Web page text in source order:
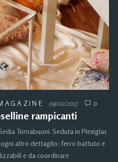
09/02/2017 0
rampicanti
Tornabuoni. Seduta in Plexiglas
altro dettaglio: ferro battuto e
e da coordinare